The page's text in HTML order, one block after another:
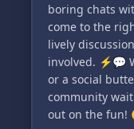
boring chats
come to the
lively
involved. ⚡️💬
or a social
community
out on the fun!